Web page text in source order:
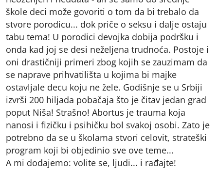
škole deci može govoriti o tom da bi trebalo da
stvore porodicu... dok priče o seksu i dalje ostaju
tabu tema! U porodici devojka dobija podršku i
onda kad joj se desi neželjena trudnoća. Postoje i
oni drastičniji primeri zbog kojih se zauzimam da
se naprave prihvatilišta u kojima bi majke
ostavljale decu koju ne žele. Godišnje se u Srbiji
izvrši 200 hiljada pobačaja što je čitav jedan grad
poput Niša! Strašno! Abortus je trauma koja
nanosi i fizičku i psihičku bol svakoj osobi. Zato je
potrebno da se u školama stvori celovit, strateški
program koji bi objedinio sve ove teme...
A mi dodajemo: volite se, ljudi... i rađajte!